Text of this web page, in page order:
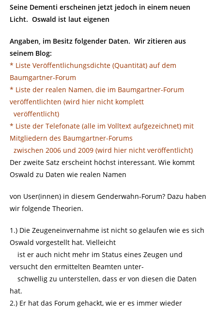
Seine Dementi erscheinen jetzt jedoch in einem neuen
Licht. Oswald ist laut eigenen
Angaben, im Besitz folgender Daten. Wir zitieren aus
seinem Blog:
* Liste Veröffentlichungsdichte (Quantität) auf dem
Baumgartner-Forum
* Liste der realen Namen, die im Baumgartner-Forum
veröffentlichten (wird hier nicht komplett
veröffentlicht)
* Liste der Telefonate (alle im Volltext aufgezeichnet) mit
Mitgliedern des Baumgartner-Forums
zwischen 2006 und 2009 (wird hier nicht veröffentlicht)
Der zweite Satz erscheint höchst interessant. Wie kommt
Oswald zu Daten wie realen Namen
von User(innen) in diesem Genderwahn-Forum? Dazu haben
wir folgende Theorien.
1.) Die Zeugeneinvernahme ist nicht so gelaufen wie es sich
Oswald vorgestellt hat. Vielleicht
ist er auch nicht mehr im Status eines Zeugen und
versucht den ermittelten Beamten unter-
schwellig zu unterstellen, dass er von diesen die Daten
hat.
2.) Er hat das Forum gehackt, wie er es immer wieder